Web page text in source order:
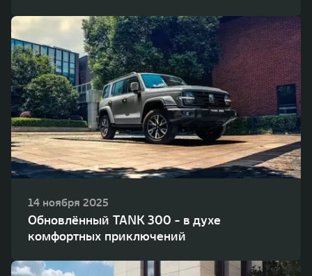
14 ноября 2025
Обновлённый TANK 300 - в духе
комфортных приключений